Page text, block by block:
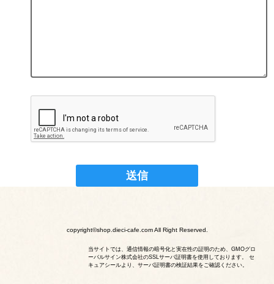
copyright©shop.dieci-cafe.com All Right Reserved.
当サイトでは、通信情報の暗号化と実在性の証明のため、GMOグロ
ーバルサイン株式会社のSSLサーバ証明書を使用しております。 セ
キュアシールより、サーバ証明書の検証結果をご確認ください。